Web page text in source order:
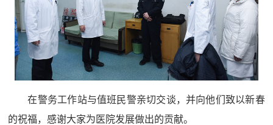
在警务工作站与值班民警亲切交谈，并向他们致以新春
的祝福，感谢大家为医院发展做出的贡献。